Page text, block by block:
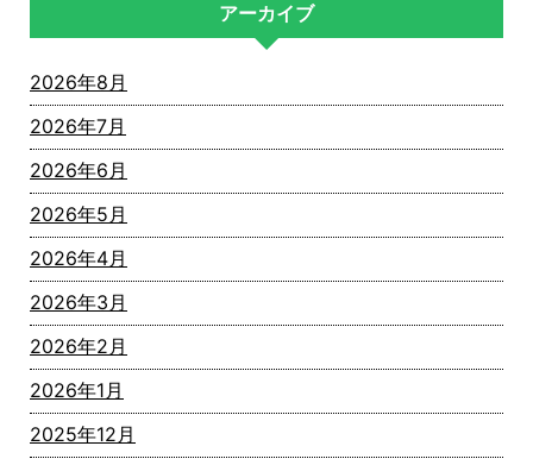
アーカイブ
2026年8月
2026年7月
2026年6月
2026年5月
2026年4月
2026年3月
2026年2月
2026年1月
2025年12月